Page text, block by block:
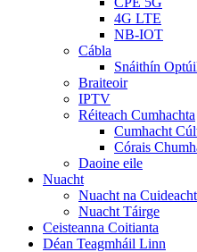
4G LTE
NB-IOT
Cábla
Snáithín
Braiteoir
IPTV
Réiteach Cumhachta
Cumhacht
Córais
Daoine eile
Nuacht
Nuacht na
Nuacht Táirge
Ceisteanna Coitianta
Déan Teagmháil Linn